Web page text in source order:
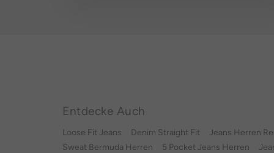
Entdecke Auch
Loose Fit Jeans Denim Straight Fit
Jeans Herren
Sweat Bermuda Herren
5 Pocket Jeans Herren